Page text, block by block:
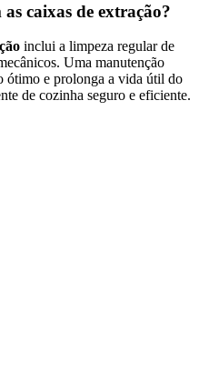
caixas de extração?
inclui a limpeza regular de
Uma manutenção
ótimo e prolonga a vida útil do
de cozinha seguro e eficiente.